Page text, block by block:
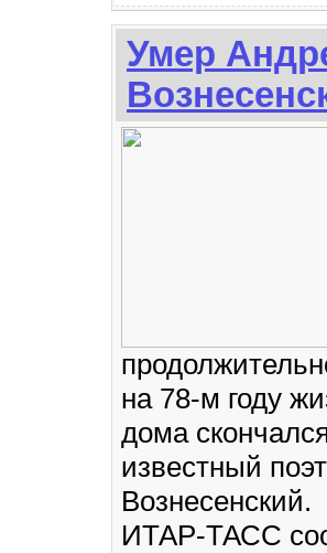
Умер
на 78-м году
дома
известный
ИТАР-ТАСС